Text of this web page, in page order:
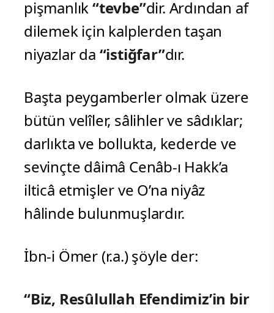
pişmanlık“tevbe”dir. Ardından af
dilemek için kalplerden taşan
niyazlar da “istiğfar”dır.
Başta peygamberler olmak üzere
bütün velîler, sâlihler ve sâdıklar;
darlıkta ve bollukta, kederde ve
sevinçte dâimâ Cenâb-ı Hakk’a
ilticâ etmişler ve O’na niyâz
hâlinde bulunmuşlardır.
İbn-i Ömer (r.a.) şöyle der:
“Biz, Resûlullah Efendimiz’in bir